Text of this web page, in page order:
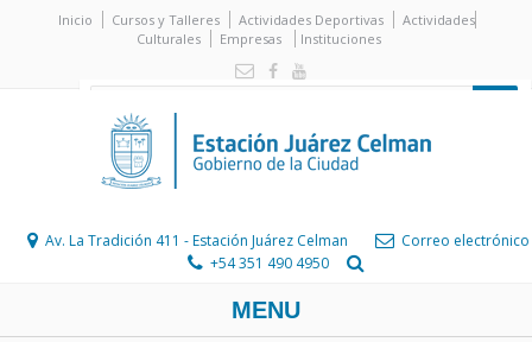
Inicio Cursos y Talleres Actividades Deportivas
Actividades
Culturales
Empresas Instituciones
Av. La Tradición 411 - Estación Juárez Celman
Correo electrónico
+54 351 490 4950
MENU